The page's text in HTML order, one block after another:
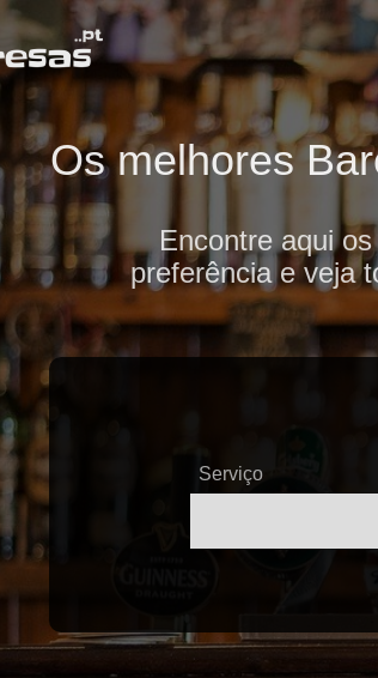
Os melhores
Encontre aqui
preferência e veja
Serviço